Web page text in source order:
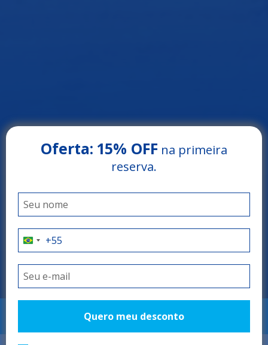
Oferta: 15% OFF na primeira
reserva.
Quero meu desconto
RESERVAR
Arrey Beach Hotel
PARNAÍBA - PIAUÍ
O refúgio perfeito!